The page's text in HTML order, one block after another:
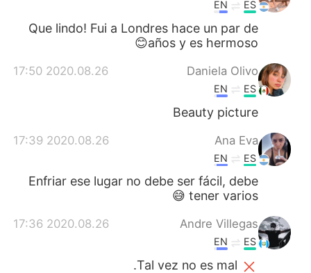
Português
ES
EN
Que lindo! Fui a Londres hace un par de
años y es hermoso😊
Daniela Olivo
2020.08.26 17:50
ES
EN
Beauty picture
Ana Eva
2020.08.26 17:39
ES
EN
Enfriar ese lugar no debe ser fácil, debe
tener varios 😅
Andre Villegas
2020.08.26 17:36
ES
EN
Tal vez no es mal.